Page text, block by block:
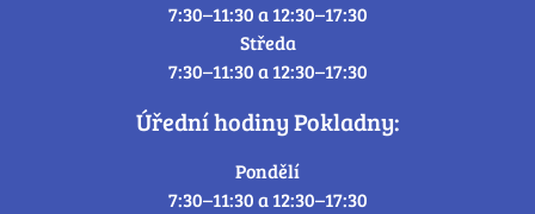
7:30–11:30 a 12:30–17:30
Středa
7:30–11:30 a 12:30–17:30
Úřední hodiny Pokladny:
Pondělí
7:30–11:30 a 12:30–17:30